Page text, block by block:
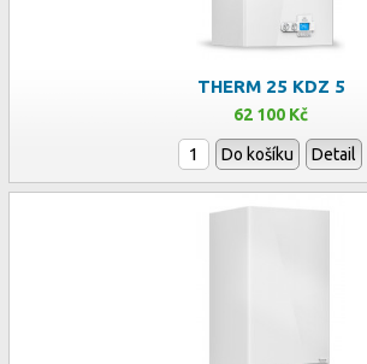
THERM 25 KDZ 5
62 100 Kč
Do košíku Detail